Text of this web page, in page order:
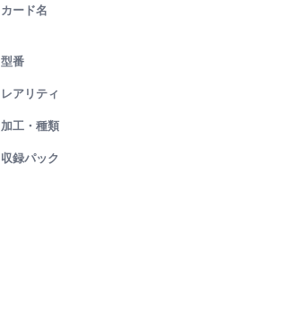
カード名
型番
レアリティ
加工・種類
収録パック